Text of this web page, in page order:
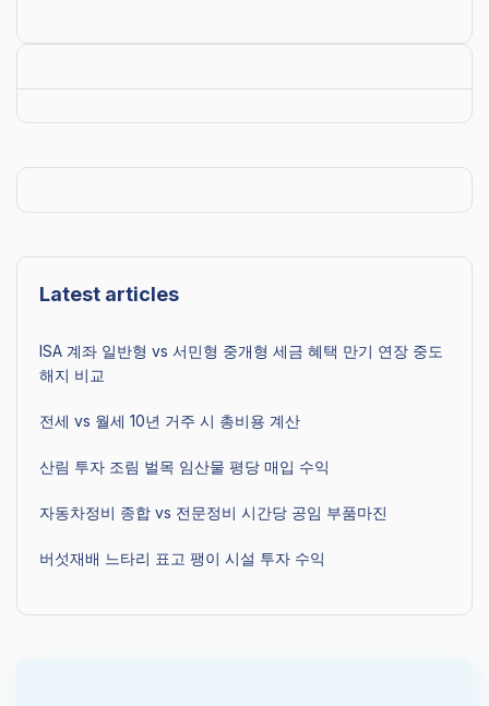
Latest articles
ISA 계좌 일반형 vs 서민형 중개형 세금 혜택 만기 연장 중도
해지 비교
전세 vs 월세 10년 거주 시 총비용 계산
산림 투자 조림 벌목 임산물 평당 매입 수익
자동차정비 종합 vs 전문정비 시간당 공임 부품마진
버섯재배 느타리 표고 팽이 시설 투자 수익